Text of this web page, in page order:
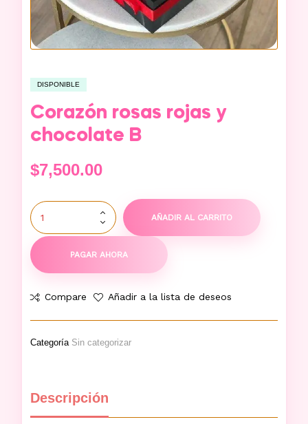
DISPONIBLE
Corazón rosas rojas y
chocolate B
$7,500.00
AÑADIR AL CARRITO
PAGAR AHORA
Compare Añadir a la lista de deseos
Categoría Sin categorizar
Descripción